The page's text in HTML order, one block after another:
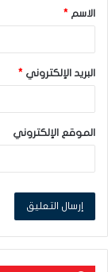
*الاسم *
البريد الإلكتروني *
الموقع الإلكتروني